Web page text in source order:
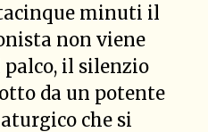
minuti il
non viene
palco, il silenzio
da un potente
che si